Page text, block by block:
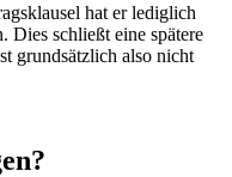
hat er lediglich
Dies schließt eine spätere
grundsätzlich also nicht